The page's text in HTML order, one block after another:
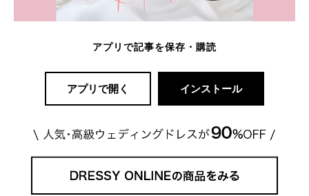
アプリで記事を保存・購読
アプリで開く インストール